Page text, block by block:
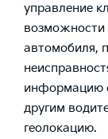
управление
возможности
автомобиля,
информацию
другим
геолокацию.